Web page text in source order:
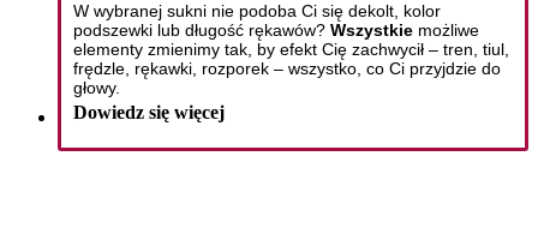
W wybranej sukni nie podoba Ci się dekolt, kolor
podszewki lub długość rękawów? Wszystkie możliwe
elementy zmienimy tak, by efekt Cię zachwycił – tren, tiul,
frędzle, rękawki, rozporek – wszystko, co Ci przyjdzie do
głowy.
Dowiedz się więcej